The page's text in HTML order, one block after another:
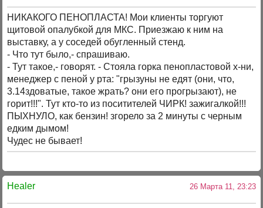
НИКАКОГО ПЕНОПЛАСТА! Мои клиенты торгуют
щитовой опалубкой для МКС. Приезжаю к ним на
выставку, а у соседей обугленный стенд.
- Что тут было,- спрашиваю.
- Тут такое,- говорят. - Стояла горка пенопластовой х-ни,
менеджер с пеной у рта: "грызуны не едят (они, что,
3.14здоватые, такое жрать? они его прогрызают), не
горит!!!". Тут кто-то из поситителей ЧИРК! зажигалкой!!!
ПЫХНУЛО, как бензин! згорело за 2 минуты с черным
едким дымом!
Чудес не бывает!
Healer 26 Марта 11, 23:23